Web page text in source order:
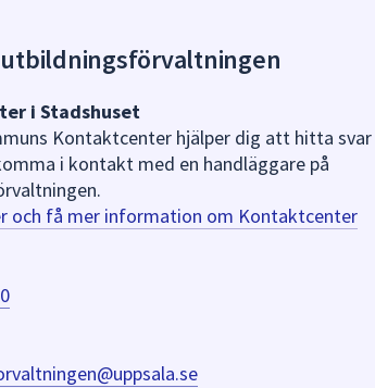
i Stadshuset
Kontaktcenter hjälper dig att hitta svar
i kontakt med en handläggare på
och få mer information om Kontaktcenter